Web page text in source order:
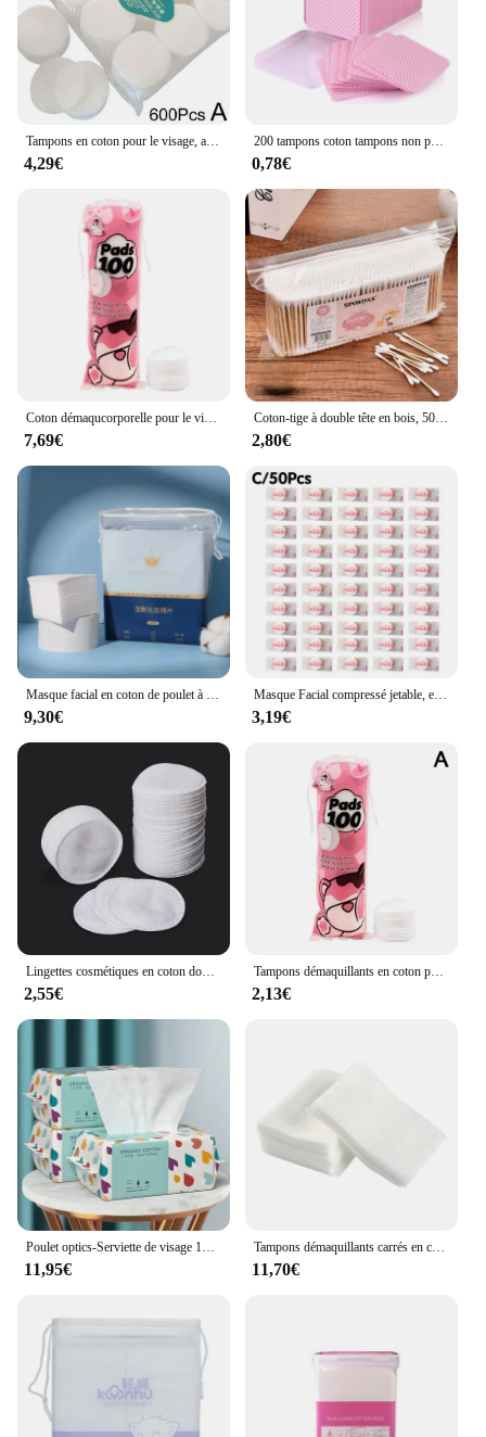
4,29€
200 tampons coton tampons non pelucheux essuie-glace nettoyage des ongles tampons non pelucheux pour les ongles livraison
0,78€
7,69€
Coton-tige à double tête en bois, 500 pièces, pour livres d'oreille, démaquillage, pointu, bricolage
2,80€
9,30€
Masque Facial compressé jetable, en coton, Non tissé, Portable, pour voyage, soins de la peau, lot de 30 ou 50 pièces
3,19€
2,55€
Tampons démaquillants en coton pour le maquillage du visage, 100 pièces/paquet, tampons ronds et doux pour enlever le vernis à ongles, outil de nettoyage, 03
2,13€
Poulet optics-Serviette de visage 100 coton, lingettes douces remodelées, nettoyantes à sec, serviettes de maquillage pour les soins de la peau, 100% pièces
11,95€
Tampons démaquillants carrés en coton non pelucheux, livres pour le visage, 1200 pièces
11,70€